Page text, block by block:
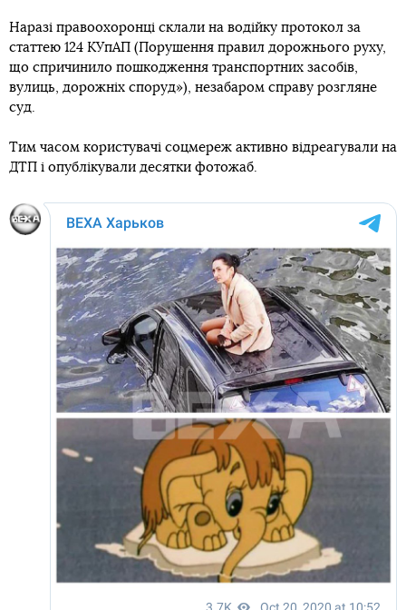
Наразі правоохоронці склали на водійку протокол за
статтею 124 КУпАП (Порушення правил дорожнього руху,
що спричинило пошкодження транспортних засобів,
вулиць, дорожніх споруд»), незабаром справу розгляне
суд.
Тим часом користувачі соцмереж активно відреагували на
ДТП і опублікували десятки фотожаб.